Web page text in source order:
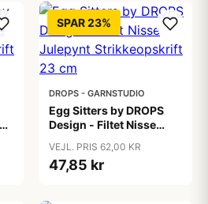
SPAR 23%
DROPS - GARNSTUDIO
Egg Sitters by DROPS
Design - Filtet Nisse
23 cm
VEJL. PRIS 62,00 KR
47,85 kr